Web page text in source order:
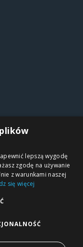
Copyright © 2012-2026
Sklep internetowy
iPICASSO.PL
Malowanie po
numerach – zbliż
się do świata sztuki!
lepszą wygodę
zgodę na używanie
z warunkami naszej
się więcej